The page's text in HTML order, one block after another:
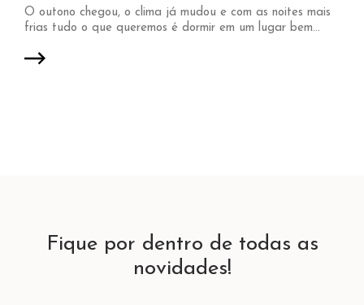
O outono chegou, o clima já mudou e com as noites mais
frias tudo o que queremos é dormir em um lugar bem...
Fique por dentro de todas as
novidades!